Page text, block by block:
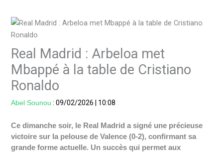
Real Madrid : Arbeloa met
Mbappé à la table de Cristiano
Ronaldo
Abel Sounou :09/02/2026 10:08
Ce dimanche soir, le Real Madrid a signé une précieuse
victoire sur la pelouse de Valence (0-2), confirmant sa
grande forme actuelle. Un succès qui permet aux